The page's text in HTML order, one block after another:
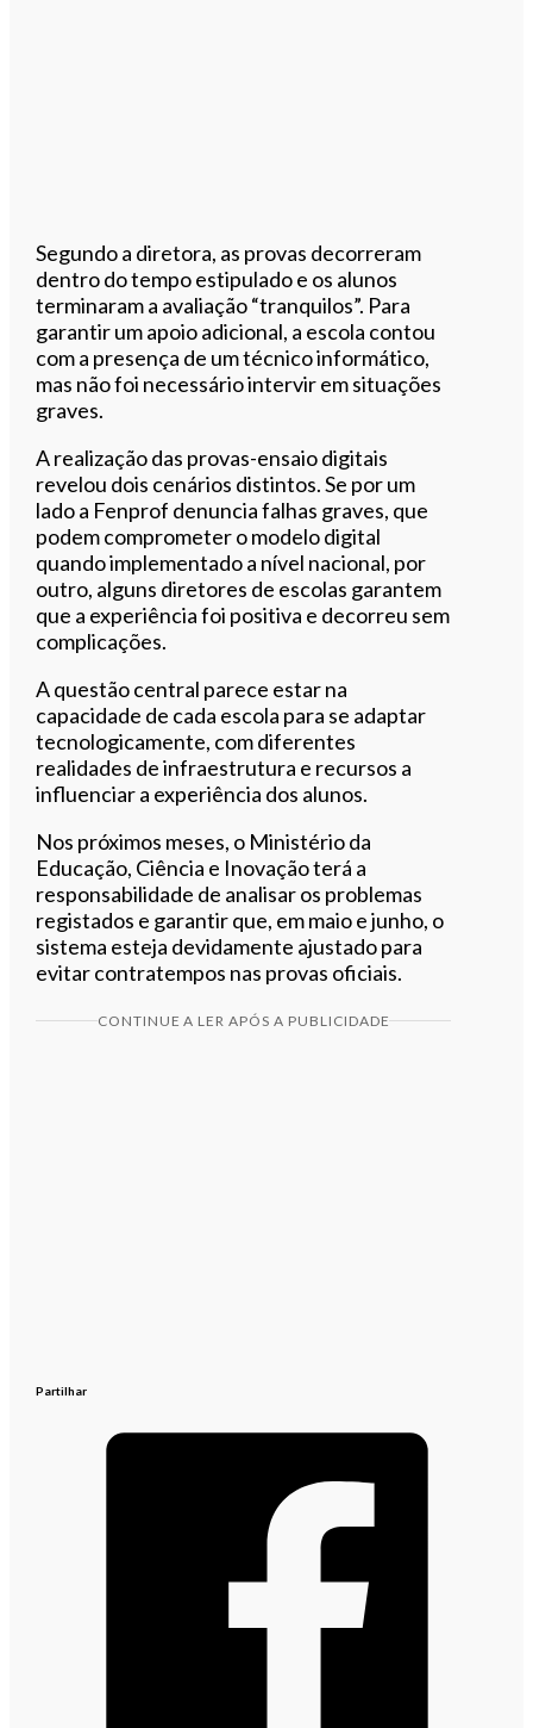
Segundo a diretora, as provas decorreram
dentro do tempo estipulado e os alunos
terminaram a avaliação “tranquilos”. Para
garantir um apoio adicional, a escola contou
com a presença de um técnico informático,
mas não foi necessário intervir em situações
graves.
A realização das provas-ensaio digitais
revelou dois cenários distintos. Se por um
lado a Fenprof denuncia falhas graves, que
podem comprometer o modelo digital
quando implementado a nível nacional, por
outro, alguns diretores de escolas garantem
que a experiência foi positiva e decorreu sem
complicações.
A questão central parece estar na
capacidade de cada escola para se adaptar
tecnologicamente, com diferentes
realidades de infraestrutura e recursos a
influenciar a experiência dos alunos.
Nos próximos meses, o Ministério da
Educação, Ciência e Inovação terá a
responsabilidade de analisar os problemas
registados e garantir que, em maio e junho, o
sistema esteja devidamente ajustado para
evitar contratempos nas provas oficiais.
CONTINUE A LER APÓS A PUBLICIDADE
Partilhar